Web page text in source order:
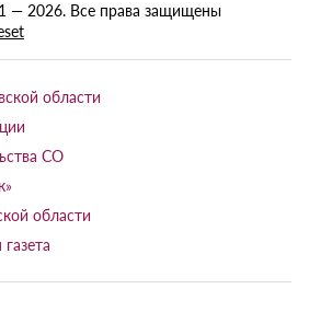
— 2026. Все права защищены
области
СО
области